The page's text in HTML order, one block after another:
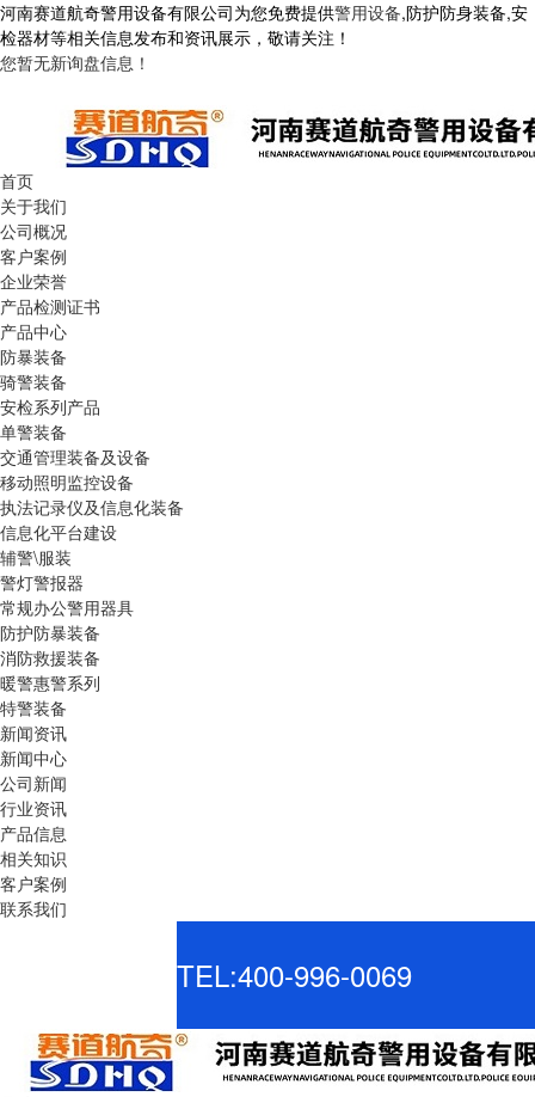
河南赛道航奇警用设备有限公司为您免费提供警用设备,防护防身装备,安
检器材等相关信息发布和资讯展示，敬请关注！
您暂无新询盘信息！
首页
关于我们
公司概况
客户案例
企业荣誉
产品检测证书
产品中心
防暴装备
骑警装备
安检系列产品
单警装备
交通管理装备及设备
移动照明监控设备
执法记录仪及信息化装备
信息化平台建设
辅警\服装
警灯警报器
常规办公警用器具
防护防暴装备
消防救援装备
暖警惠警系列
特警装备
新闻资讯
新闻中心
公司新闻
行业资讯
产品信息
相关知识
客户案例
联系我们
TEL:400-996-0069